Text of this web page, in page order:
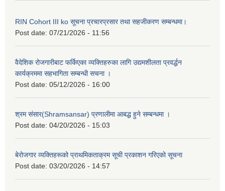
RIN Cohort III ko सूचना प्रचारप्रसार तथा सहजीकरण सम्बन्धमा।
Post date: 07/21/2026 - 11:56
वैदेशिक रोजगारीबाट फर्किएका व्यक्तिहरुका लागि उद्यमशीलता प्रवर्द्धन
कार्यक्रममा सहभागिता सम्बन्धी सचना ।
Post date: 05/12/2026 - 16:00
श्रम संसार(Shramsansar) प्रणालीमा आबद्ध हुने सम्बन्धमा ।
Post date: 04/20/2026 - 15:03
बेरोजगार व्यक्तिहरूको प्राथमिकताक्रम सूची प्रकाशन गरिएको सूचना
Post date: 03/20/2026 - 14:57